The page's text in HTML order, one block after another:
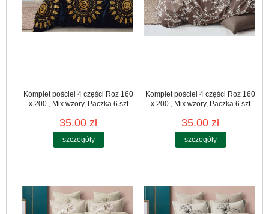
Komplet pościel 4 części Roz 160
x 200 , Mix wzory, Paczka 6 szt
35.00 zł
szczegóły
Komplet pościel 4 części Roz 160
x 200 , Mix wzory, Paczka 6 szt
35.00 zł
szczegóły